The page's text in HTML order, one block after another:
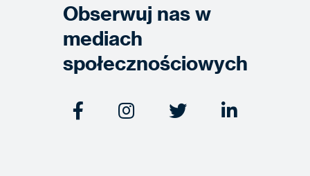
Obserwuj nas w
mediach
społecznościowych
   